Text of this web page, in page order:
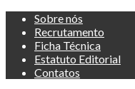
Skip
content
Sobre nós
Recrutamento
Ficha Técnica
Estatuto Editorial
Contatos